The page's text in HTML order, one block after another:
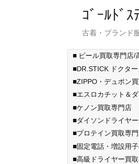
ｺﾞｰﾙﾄﾞ
古着・ブランド
■ ビール買取専門店
■DR.STICK ドクタ
■ZIPPO・デュポン
■エスロカチット＆
■ケノン買取専門店
■ダイソンドライヤ
■プロテイン買取専
■固定電話・増設用
■高級ドライヤー買